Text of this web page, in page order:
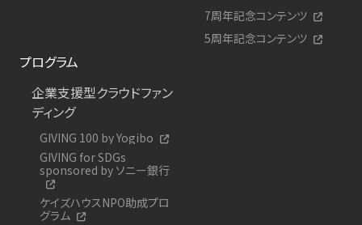
7周年記念コンテンツ
5周年記念コンテンツ
プログラム
企業支援型クラウドファン
ディング
GIVING 100 by Yogibo
GIVING for SDGs
sponsored by ソニー銀行
ケイズハウスNPO助成プロ
グラム